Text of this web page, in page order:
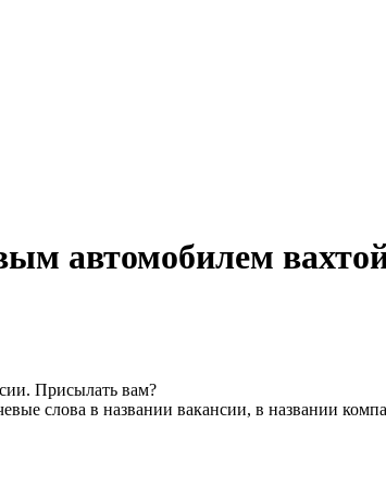
автомобилем
Присылать вам?
слова в названии вакансии, в названии